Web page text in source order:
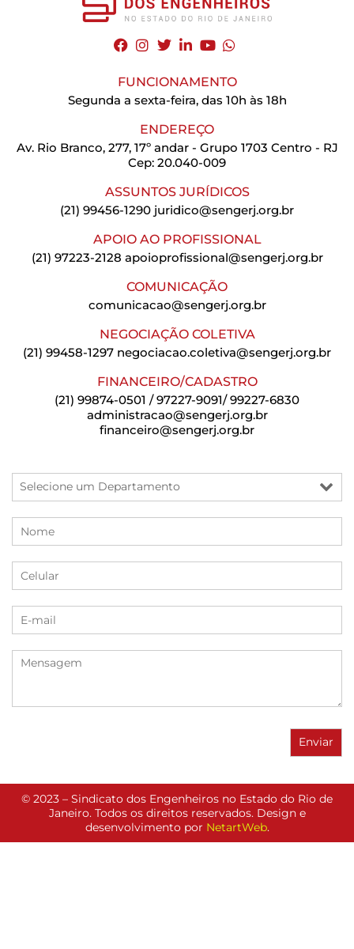
FUNCIONAMENTO
Segunda a sexta-feira, das 10h às 18h
ENDEREÇO
Av. Rio Branco, 277, 17º andar - Grupo 1703 Centro - RJ
Cep: 20.040-009
ASSUNTOS JURÍDICOS
(21) 99456-1290 juridico@sengerj.org.br
APOIO AO PROFISSIONAL
(21) 97223-2128 apoioprofissional@sengerj.org.br
COMUNICAÇÃO
comunicacao@sengerj.org.br
NEGOCIAÇÃO COLETIVA
(21) 99458-1297 negociacao.coletiva@sengerj.org.br
FINANCEIRO/CADASTRO
(21) 99874-0501 / 97227-9091/ 99227-6830
administracao@sengerj.org.br
financeiro@sengerj.org.br
© 2023 – Sindicato dos Engenheiros no Estado do Rio de
Janeiro. Todos os direitos reservados. Design e
desenvolvimento por NetartWeb.